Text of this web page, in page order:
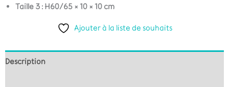
Taille 3 : H60/65 × 10 × 10 cm
Ajouter à la liste de souhaits
Description